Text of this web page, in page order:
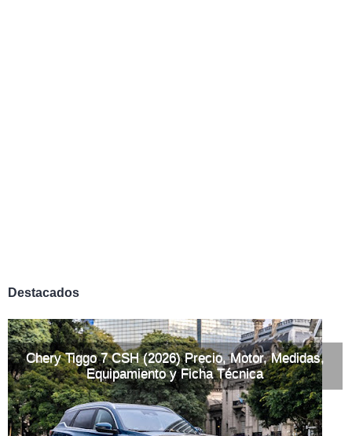
Destacados
Chery Tiggo 7 CSH (2026) Precio, Motor, Medidas,
Equipamiento y Ficha Técnica